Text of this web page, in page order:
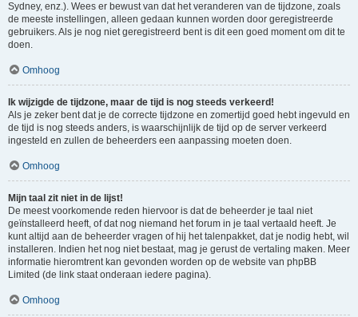
Sydney, enz.). Wees er bewust van dat het veranderen van de tijdzone, zoals
de meeste instellingen, alleen gedaan kunnen worden door geregistreerde
gebruikers. Als je nog niet geregistreerd bent is dit een goed moment om dit te
doen.
Omhoog
Ik wijzigde de tijdzone, maar de tijd is nog steeds verkeerd!
Als je zeker bent dat je de correcte tijdzone en zomertijd goed hebt ingevuld en
de tijd is nog steeds anders, is waarschijnlijk de tijd op de server verkeerd
ingesteld en zullen de beheerders een aanpassing moeten doen.
Omhoog
Mijn taal zit niet in de lijst!
De meest voorkomende reden hiervoor is dat de beheerder je taal niet
geïnstalleerd heeft, of dat nog niemand het forum in je taal vertaald heeft. Je
kunt altijd aan de beheerder vragen of hij het talenpakket, dat je nodig hebt, wil
installeren. Indien het nog niet bestaat, mag je gerust de vertaling maken. Meer
informatie hieromtrent kan gevonden worden op de website van phpBB
Limited (de link staat onderaan iedere pagina).
Omhoog